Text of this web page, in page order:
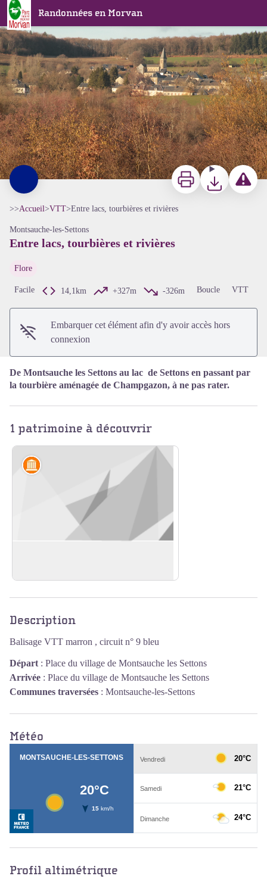
Randonnées en Morvan
Entre lacs, tourbières et rivières
ImprimerTéléchargerSignaler
>>Accueil>VTT>Entre lacs, tourbières et rivières
Montsauche-les-Settons
Entre lacs, tourbières et rivières
Flore
Facile 14,1km +327m -326m Boucle VTT
Embarquer cet élément afin d'y avoir accès hors
connexion
De Montsauche les Settons au lac de Settons en passant par
la tourbière aménagée de Champgazon, à ne pas rater.
1 patrimoine à découvrir
Voir l'image en plein écran
Artisanat et industrie
Description
Balisage VTT marron , circuit n° 9 bleu
Départ : Place du village de Montsauche les Settons
Arrivée : Place du village de Montsauche les Settons
Communes traversées : Montsauche-les-Settons
Météo
Profil altimétrique